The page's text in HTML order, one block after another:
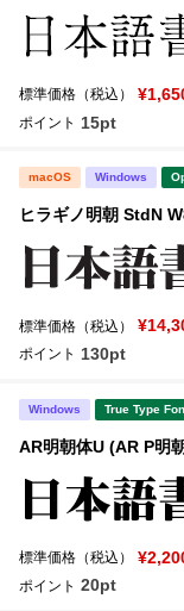
標準価格（税込）
ポイント 15pt
macOS Windows
ヒラギノ明朝 StdN
標準価格（税込）
ポイント 130pt
Windows True Type
AR明朝体U (AR P明
標準価格（税込）
ポイント 20pt